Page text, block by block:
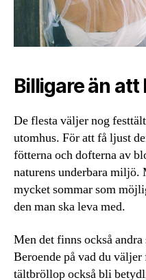
Billigare än
De flesta väljer nog
utomhus. För att få ljust
fötterna och dofterna av
naturens underbara
mycket sommar som
den man ska leva med.
Men det finns också
Beroende på vad du
tältbröllop också bli